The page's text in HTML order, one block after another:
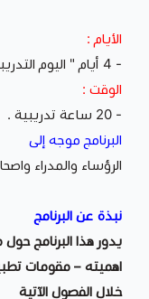
الأيام :
- 4 أيام " اليوم التدريبي 5 ساعات " .
الوقت :
- 20 ساعة تدريبية .
البرنامج موجه إلى
الرؤساء والمدراء
نبذة عن البرنامج
يدور هذا البرنامج
اهميته – مقومات
خلال الفصول الآتية